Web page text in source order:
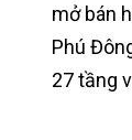
mở bán
Phú
27 tầng